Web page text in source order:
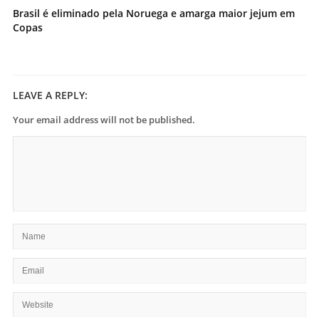
Brasil é eliminado pela Noruega e amarga maior jejum em
Copas
LEAVE A REPLY:
Your email address will not be published.